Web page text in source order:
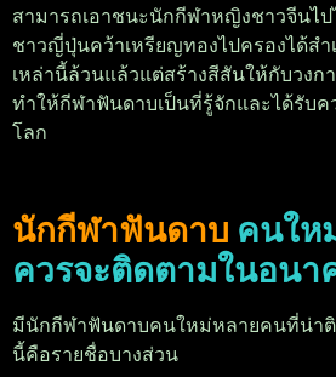
สามารถเอาชนะนักกีฬาหญิงชาวจีนไ
ชาวญี่ปุ่นคว้าเหรียญทองไปครองได้สำ
เหล่านี้ล้วนแล้วแต่สร้างสีสันให้กับวงก
ทำให้กีฬาฟันดาบเป็นที่รู้จักและได้รับ
โลก
นักกีฬาฟันดาบ คนให
ควรจะติดตามในอนา
มีนักกีฬาฟันดาบคนใหม่หลายคนที่น่า
นี้คือรายชื่อบางส่วน